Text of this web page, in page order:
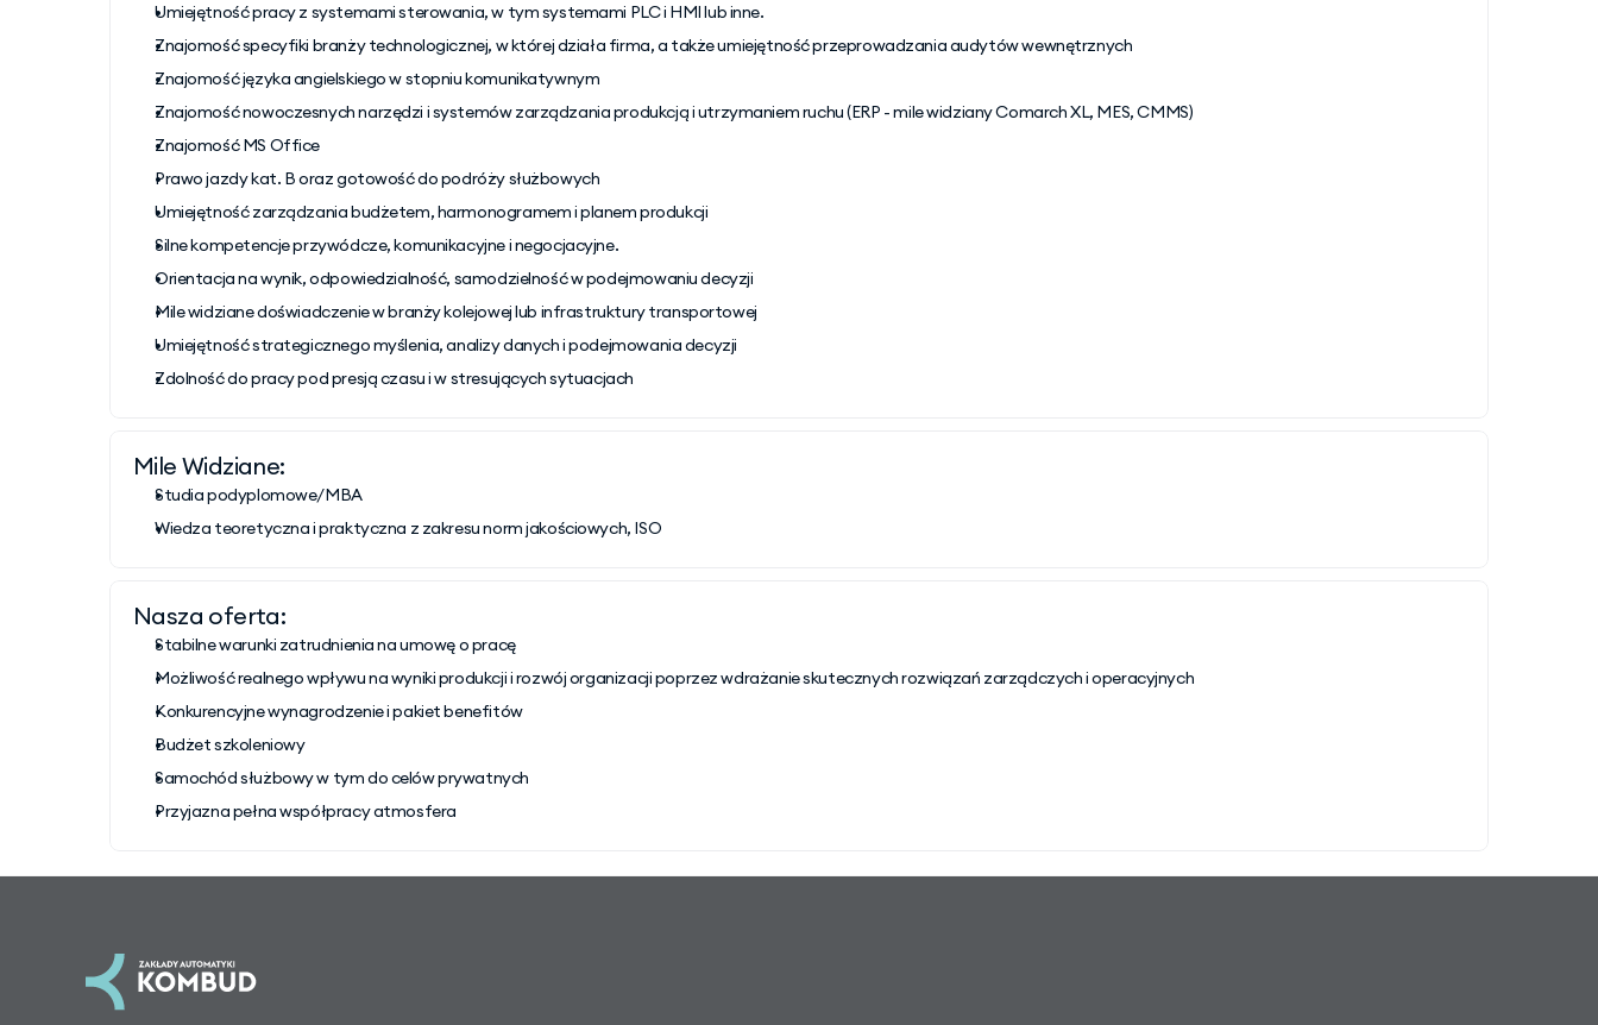
Umiejętność pracy z systemami sterowania, w tym systemami PLC i HMI lub inne.
Znajomość specyfiki branży technologicznej, w której działa firma, a także umiejętność przeprowadzania audytów wewnętrznych
Znajomość języka angielskiego w stopniu komunikatywnym
Znajomość nowoczesnych narzędzi i systemów zarządzania produkcją i utrzymaniem ruchu (ERP - mile widziany Comarch XL, MES, CMMS)
Znajomość MS Office
Prawo jazdy kat. B oraz gotowość do podróży służbowych
Umiejętność zarządzania budżetem, harmonogramem i planem produkcji
Silne kompetencje przywódcze, komunikacyjne i negocjacyjne.
Orientacja na wynik, odpowiedzialność, samodzielność w podejmowaniu decyzji
Mile widziane doświadczenie w branży kolejowej lub infrastruktury transportowej
Umiejętność strategicznego myślenia, analizy danych i podejmowania decyzji
Zdolność do pracy pod presją czasu i w stresujących sytuacjach
Mile Widziane:
Studia podyplomowe/MBA
Wiedza teoretyczna i praktyczna z zakresu norm jakościowych, ISO
Nasza oferta:
Stabilne warunki zatrudnienia na umowę o pracę
Możliwość realnego wpływu na wyniki produkcji i rozwój organizacji poprzez wdrażanie skutecznych rozwiązań zarządczych i operacyjnych
Konkurencyjne wynagrodzenie i pakiet benefitów
Budżet szkoleniowy
Samochód służbowy w tym do celów prywatnych
Przyjazna pełna współpracy atmosfera